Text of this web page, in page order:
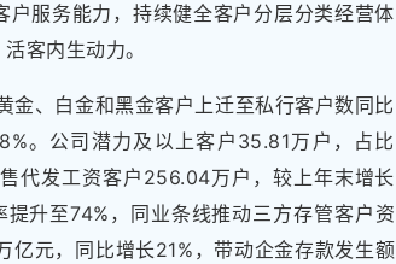
服务能力，持续健全客户分层分类经营体
客内生动力。
金、白金和黑金客户上迁至私行客户数同比
。公司潜力及以上客户35.81万户，占比
代发工资客户256.04万户，较上年末增长
升至74%，同业条线推动三方存管客户资
亿元，同比增长21%，带动企金存款发生额